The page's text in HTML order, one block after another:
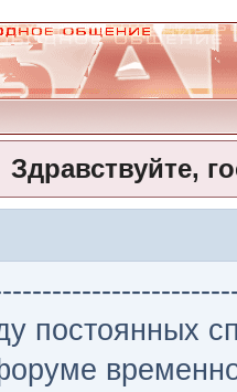
Здравствуйте,
постоянных